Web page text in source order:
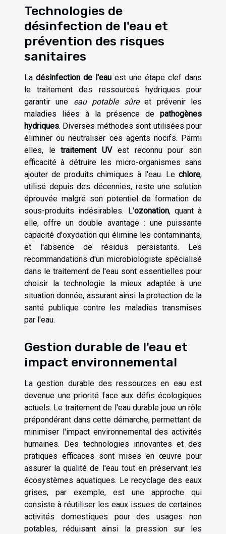
Technologies de
désinfection de l'eau et
prévention des risques
sanitaires
La désinfection de l'eau est une étape clef dans
le traitement des ressources hydriques pour
garantir une eau potable sûreet prévenir les
maladies liées à la présence de pathogènes
hydriques. Diverses méthodes sont utilisées pour
éliminer ou neutraliser ces agents nocifs. Parmi
elles, letraitement UVest reconnu pour son
efficacité à détruire les micro-organismes sans
ajouter de produits chimiques à l'eau. Le chlore,
utilisé depuis des décennies, reste une solution
éprouvée malgré son potentiel de formation de
sous-produits indésirables. L'ozonation, quant à
elle, offre un double avantage : une puissante
capacité d'oxydation qui élimine les contaminants,
et l'absence de résidus persistants. Les
recommandations d'un microbiologiste spécialisé
dans le traitement de l'eau sont essentielles pour
choisir la technologie la mieux adaptée à une
situation donnée, assurant ainsi la protection de la
santé publique contre les maladies transmises
par l'eau.
Gestion durable de l'eau et
impact environnemental
La gestion durable des ressources en eau est
devenue une priorité face aux défis écologiques
actuels. Le traitement de l'eau durable joue un rôle
prépondérant dans cette démarche, permettant de
minimiser l'impact environnemental des activités
humaines. Des technologies innovantes et des
pratiques efficaces sont mises en œuvre pour
assurer la qualité de l'eau tout en préservant les
écosystèmes aquatiques. Le recyclage des eaux
grises, par exemple, est une approche qui
consiste à réutiliser les eaux issues de certaines
activités domestiques pour des usages non
potables, réduisant ainsi la pression sur les